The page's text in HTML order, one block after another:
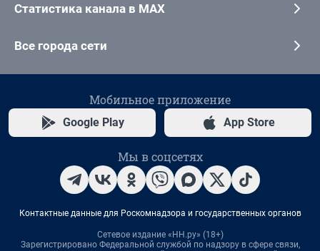
Статистика канала в MAX
Все города сети
Мобильное приложение
Google Play App Store
Мы в соцсетях
Контактные данные для Роскомнадзора и государственных органов
Сетевое издание «НН.ру» (18+)
Зарегистрировано Федеральной службой по надзору в сфере связи,